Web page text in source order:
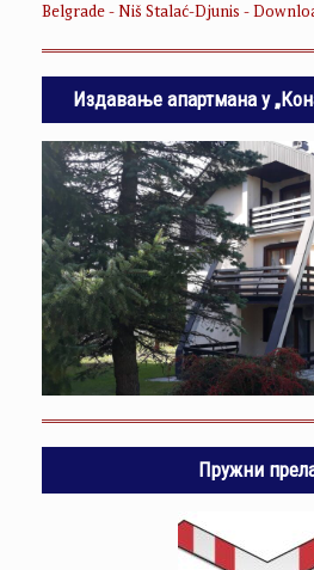
Belgrade - Niš Stalać-Djunis -
Издавање апартмана у
Пружни